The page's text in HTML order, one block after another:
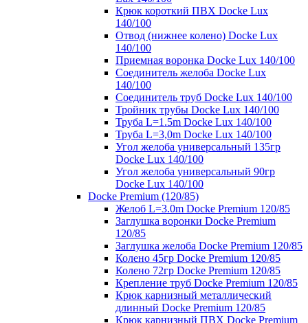
Крюк короткий ПВХ Docke Lux
140/100
Отвод (нижнее колено) Docke Lux
140/100
Приемная воронка Docke Lux 140/100
Соединитель желоба Docke Lux
140/100
Соединитель труб Docke Lux 140/100
Тройник трубы Docke Lux 140/100
Труба L=1.5m Docke Lux 140/100
Труба L=3,0m Docke Lux 140/100
Угол желоба универсальный 135гр
Docke Lux 140/100
Угол желоба универсальный 90гр
Docke Lux 140/100
Docke Premium (120/85)
Желоб L=3.0m Docke Premium 120/85
Заглушка воронки Docke Premium
120/85
Заглушка желоба Docke Premium 120/85
Колено 45гр Docke Premium 120/85
Колено 72гр Docke Premium 120/85
Крепление труб Docke Premium 120/85
Крюк карнизный металлический
длинный Docke Premium 120/85
Крюк карнизный ПВХ Docke Premium